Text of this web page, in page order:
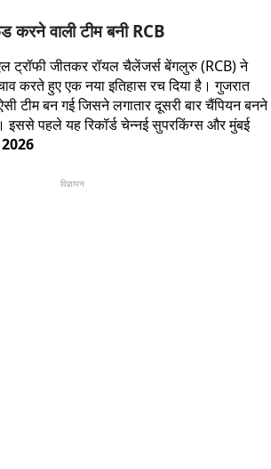
करने वाली टीम बनी RCB
ट्रॉफी जीतकर रॉयल चैलेंजर्स बेंगलुरु (RCB) ने
करते हुए एक नया इतिहास रच दिया है। गुजरात
टीम बन गई जिसने लगातार दूसरी बार चैंपियन बनने
इससे पहले यह रिकॉर्ड चेन्नई सुपरकिंग्स और मुंबई
विज्ञापन